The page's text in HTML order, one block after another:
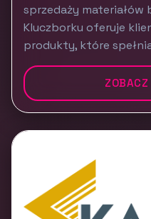
sprzedaży materiałów
Kluczborku oferuje
produkty, które